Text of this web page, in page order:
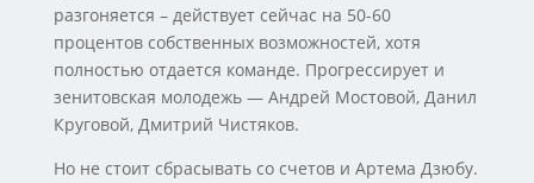
разгоняется – действует сейчас на 50-60
процентов собственных возможностей, хотя
полностью отдается команде. Прогрессирует и
зенитовская молодежь — Андрей Мостовой, Данил
Круговой, Дмитрий Чистяков.
Но не стоит сбрасывать со счетов и Артема Дзюбу.